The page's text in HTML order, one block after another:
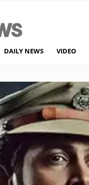
DAILY NEWS VIDEO